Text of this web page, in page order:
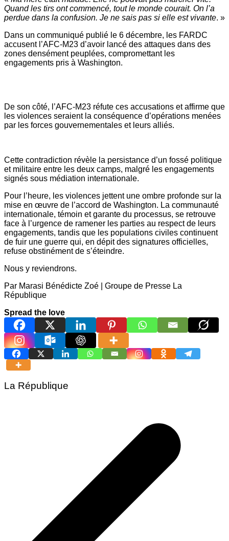
Quand les tirs ont commencé, tout le monde courait. On l’a
perdue dans la confusion. Je ne sais pas si elle est vivante. »
Dans un communiqué publié le 6 décembre, les FARDC
accusent l’AFC-M23 d’avoir lancé des attaques dans des
zones densément peuplées, compromettant les
engagements pris à Washington.
De son côté, l’AFC-M23 réfute ces accusations et affirme que
les violences seraient la conséquence d’opérations menées
par les forces gouvernementales et leurs alliés.
Cette contradiction révèle la persistance d’un fossé politique
et militaire entre les deux camps, malgré les engagements
signés sous médiation internationale.
Pour l’heure, les violences jettent une ombre profonde sur la
mise en œuvre de l’accord de Washington. La communauté
internationale, témoin et garante du processus, se retrouve
face à l’urgence de ramener les parties au respect de leurs
engagements, tandis que les populations civiles continuent
de fuir une guerre qui, en dépit des signatures officielles,
refuse obstinément de s’éteindre.
Nous y reviendrons.
Par Marasi Bénédicte Zoé | Groupe de Presse La
République
Spread the love
La République